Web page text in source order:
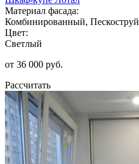
Материал фасада:
Комбинированный, Пескоструй
Цвет:
Светлый
от 36 000 руб.
Рассчитать